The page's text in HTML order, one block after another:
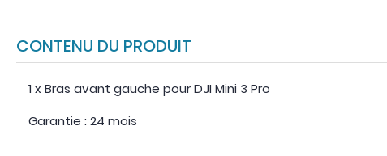
CONTENU DU PRODUIT
1 x Bras avant gauche pour DJI Mini 3 Pro
Garantie : 24 mois